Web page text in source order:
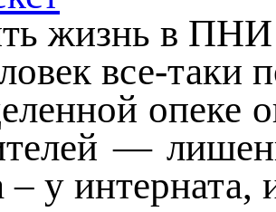
жизнь в ПНИ
все-таки
опеке
—
– у интерната,